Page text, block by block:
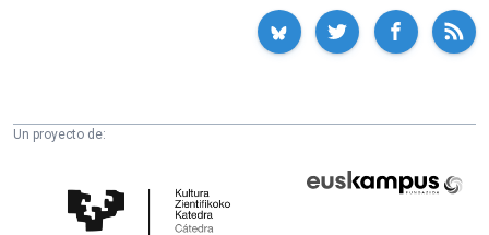
Un proyecto de:
Cultura
Fundazioa